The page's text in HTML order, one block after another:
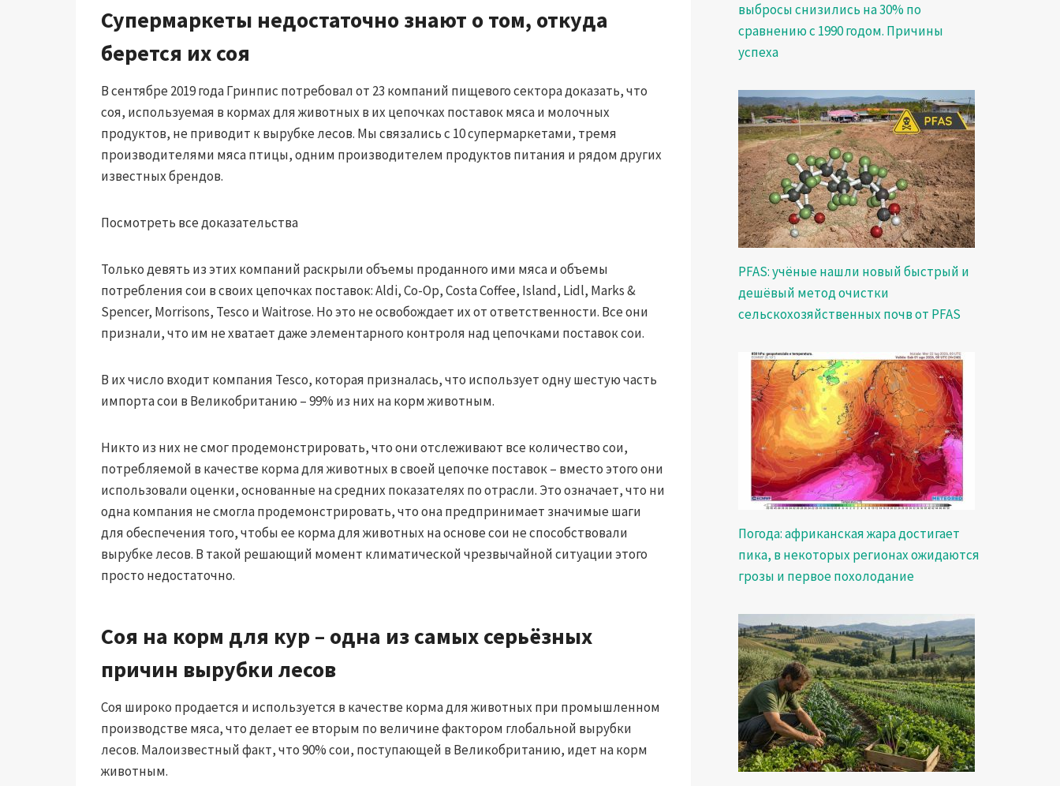
Супермаркеты недостаточно знают о том, откуда
берется их соя
В сентябре 2019 года Гринпис потребовал от 23 компаний пищевого сектора доказать, что
соя, используемая в кормах для животных в их цепочках поставок мяса и молочных
продуктов, не приводит к вырубке лесов. Мы связались с 10 супермаркетами, тремя
производителями мяса птицы, одним производителем продуктов питания и рядом других
известных брендов.
Посмотреть все доказательства
Только девять из этих компаний раскрыли объемы проданного ими мяса и объемы
потребления сои в своих цепочках поставок: Aldi, Co-Op, Costa Coffee, Island, Lidl, Marks &
Spencer, Morrisons, Tesco и Waitrose. Но это не освобождает их от ответственности. Все они
признали, что им не хватает даже элементарного контроля над цепочками поставок сои.
В их число входит компания Tesco, которая призналась, что использует одну шестую часть
импорта сои в Великобританию – 99% из них на корм животным.
Никто из них не смог продемонстрировать, что они отслеживают все количество сои,
потребляемой в качестве корма для животных в своей цепочке поставок – вместо этого они
использовали оценки, основанные на средних показателях по отрасли. Это означает, что ни
одна компания не смогла продемонстрировать, что она предпринимает значимые шаги
для обеспечения того, чтобы ее корма для животных на основе сои не способствовали
вырубке лесов. В такой решающий момент климатической чрезвычайной ситуации этого
просто недостаточно.
Соя на корм для кур – одна из самых серьёзных
причин вырубки лесов
Соя широко продается и используется в качестве корма для животных при промышленном
производстве мяса, что делает ее вторым по величине фактором глобальной вырубки
лесов. Малоизвестный факт, что 90% сои, поступающей в Великобританию, идет на корм
животным.
выбросы снизились на 30% по
сравнению с 1990 годом. Причины
успеха
PFAS: учёные нашли новый быстрый и
дешёвый метод очистки
сельскохозяйственных почв от PFAS
Погода: африканская жара достигает
пика, в некоторых регионах ожидаются
грозы и первое похолодание